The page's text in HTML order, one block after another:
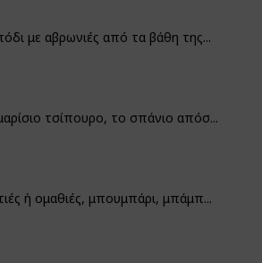
με αβρωνιές από τα βάθη της...
τσίπουρο, το σπάνιο απόσ...
ή ομαθιές, μπουμπάρι, μπάμπ...